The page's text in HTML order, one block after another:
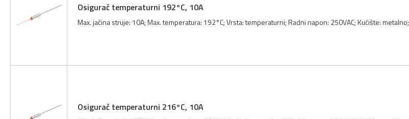
Osigurač temperaturni 192°C, 10A
Max. jačina struje: 10A; Max. temperatura: 192°C; Vrsta: temperaturni; Radni napon: 250VAC; Kućište: metalno;
Osigurač temperaturni 216°C, 10A